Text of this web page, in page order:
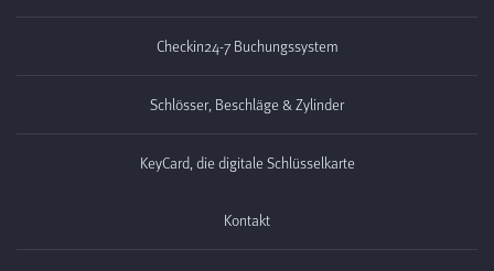
Checkin24-7 Buchungssystem
Schlösser, Beschläge & Zylinder
KeyCard, die digitale Schlüsselkarte
Kontakt